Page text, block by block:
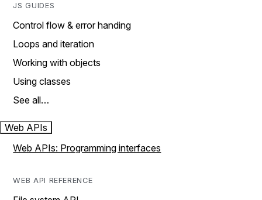
JS GUIDES
Control flow & error handing
Loops and iteration
Working with objects
Using classes
See all…
Web APIs
Web APIs: Programming interfaces
WEB API REFERENCE